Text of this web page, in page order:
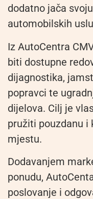
dodatno jača
automobilskih
Iz AutoCentra
biti dostupne
dijagnostika,
popravci te
dijelova. Cilj je
pružiti pouzdanu i
mjestu.
Dodavanjem
ponudu,
poslovanje i